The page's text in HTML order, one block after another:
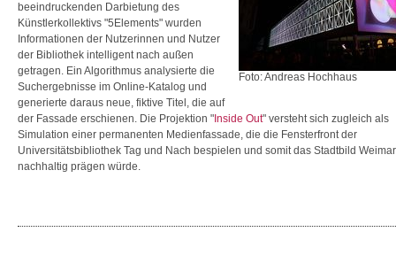
Foto: Andreas Hochhaus
beeindruckenden Darbietung des
Künstlerkollektivs "5Elements" wurden
Informationen der Nutzerinnen und Nutzer
der Bibliothek intelligent nach außen
getragen. Ein Algorithmus analysierte die
Suchergebnisse im Online-Katalog und
generierte daraus neue, fiktive Titel, die auf
der Fassade erschienen. Die Projektion " Inside Out" versteht sich zugleich als
Simulation einer permanenten Medienfassade, die die Fensterfront der
Universitätsbibliothek Tag und Nach bespielen und somit das Stadtbild
nachhaltig prägen würde.